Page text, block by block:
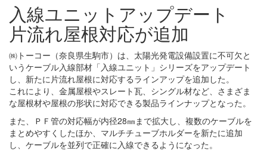
入線ユニットアップデート
片流れ屋根対応が追加
㈱トーコー（奈良県生駒市）は、太陽光発電設備設置に不可欠と
いうケーブル入線部材「入線ユニット」シリーズをアップデート
し、新たに片流れ屋根に対応するラインアップを追加した。
これにより、金属屋根やスレート瓦、シングル材など、さまざま
な屋根材や屋根の形状に対応できる製品ラインナップとなった。
また、ＰＦ管の対応幅が内径28㎜まで拡大し、複数のケーブルを
まとめやすくしたほか、マルチチューブホルダーを新たに追加
し、ケーブルを並列で正確に入線できるようになった。